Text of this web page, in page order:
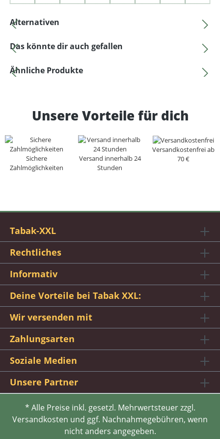
Produktgalerie überspringen
Alternativen
Produktgalerie überspringen
Das könnte dir auch gefallen
Produktgalerie überspringen
Ähnliche Produkte
Unsere Vorteile für dich
Sichere
Zahlmöglichkeiten
Versand innerhalb 24
Stunden
Versandkostenfrei ab
70 €
Tabak-XXL
Rechtliches
Informativ
Deine Vorteile bei Tabak XXL:
Wir versenden mit
Zahlungsarten
Soziale Medien
Unsere Partner
* Alle Preise inkl. gesetzl. Mehrwertsteuer zzgl.
Versandkosten und ggf. Nachnahmegebühren, wenn
nicht anders angegeben.